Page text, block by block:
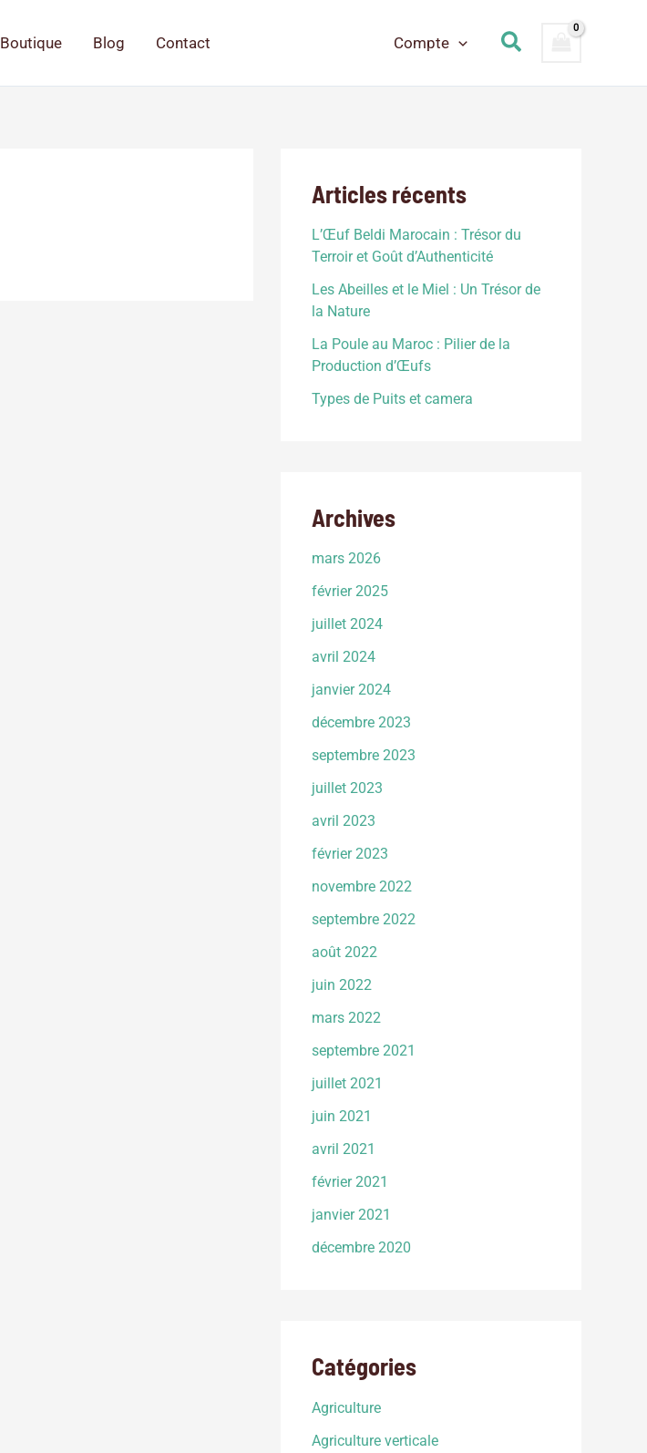
Boutique Blog Contact Compte Rechercher
Articles récents
L’Œuf Beldi Marocain : Trésor du
Terroir et Goût d’Authenticité
Les Abeilles et le Miel : Un Trésor de
la Nature
La Poule au Maroc : Pilier de la
Production d’Œufs
Types de Puits et camera
Archives
mars 2026
février 2025
juillet 2024
avril 2024
janvier 2024
décembre 2023
septembre 2023
juillet 2023
avril 2023
février 2023
novembre 2022
septembre 2022
août 2022
juin 2022
mars 2022
septembre 2021
juillet 2021
juin 2021
avril 2021
février 2021
janvier 2021
décembre 2020
Catégories
Agriculture
Agriculture verticale